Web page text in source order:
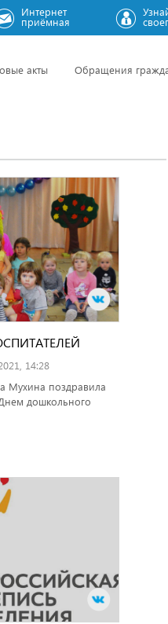
Интернет
приёмная
акты Обращения
14:28
Мухина поздравила
дошкольного